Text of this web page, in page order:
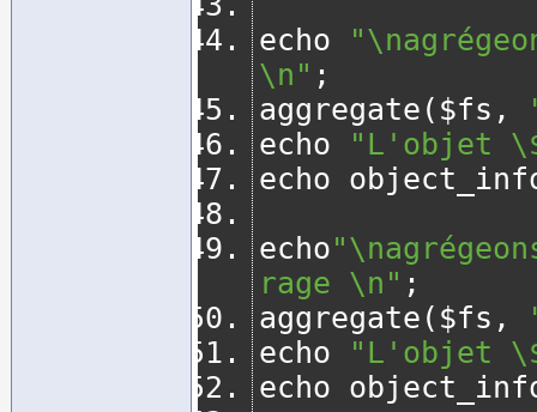
echo
\n" ;
aggregate ( $fs ,
echo
"L'objet
echo
echo
rage \n" ;
aggregate ( $fs ,
echo
"L'objet
echo